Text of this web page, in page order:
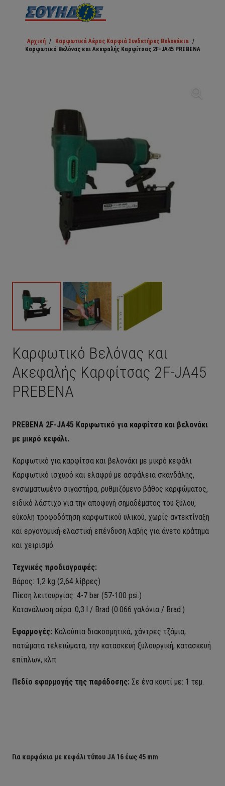
Αρχική / Καρφωτικά Αέρος Καρφιά Συνδετήρες Βελονάκια /
Καρφωτικό Βελόνας και Ακεφαλής Καρφίτσας 2F-JA45 PREBENA
Καρφωτικό Βελόνας και
Ακεφαλής Καρφίτσας 2F-JA45
PREBENA
PREBENA 2F-JA45 Καρφωτικό για καρφίτσα και βελονάκι
με μικρό κεφάλι.
Καρφωτικό για καρφίτσα και βελονάκι με μικρό κεφάλι
Καρφωτικό ισχυρό και ελαφρύ με ασφάλεια σκανδάλης,
ενσωματωμένο σιγαστήρα, ρυθμιζόμενο βάθος καρφώματος,
ειδικό λάστιχο για την αποφυγή σημαδέματος του ξύλου,
εύκολη τροφοδότηση καρφωτικού υλικού, χωρίς αντεκτίναξη
και εργονομική-ελαστική επένδυση λαβής για άνετο κράτημα
και χειρισμό.
Τεχνικές προδιαγραφές:
Βάρος: 1,2 kg (2,64 λίβρες)
Πίεση λειτουργίας: 4-7 bar (57-100 psi.)
Κατανάλωση αέρα: 0,3 l / Brad (0.066 γαλόνια / Brad.)
Εφαρμογές: Καλούπια διακοσμητικά, χάντρες τζάμια,
πατώματα τελειώματα, την κατασκευή ξυλουργική, κατασκευή
επίπλων, κλπ
Πεδίο εφαρμογής της παράδοσης: Σε ένα κουτί με: 1 τεμ.
Για καρφάκια με κεφάλι τύπου JA 16 έως 45 mm